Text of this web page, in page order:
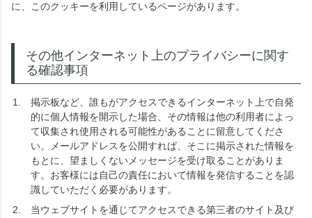
に、このクッキーを利用しているページがあります。
その他インターネット上のプライバシーに関す
る確認事項
掲示板など、誰もがアクセスできるインターネット上で自発
的に個人情報を開示した場合、その情報は他の利用者によっ
て収集され使用される可能性があることに留意してくださ
い。メールアドレスを公開すれば、そこに掲示された情報を
もとに、望ましくないメッセージを受け取ることがありま
す。お客様には自己の責任において情報を発信することを認
識していただく必要があります。
当ウェブサイトを通じてアクセスできる第三者のサイト及び